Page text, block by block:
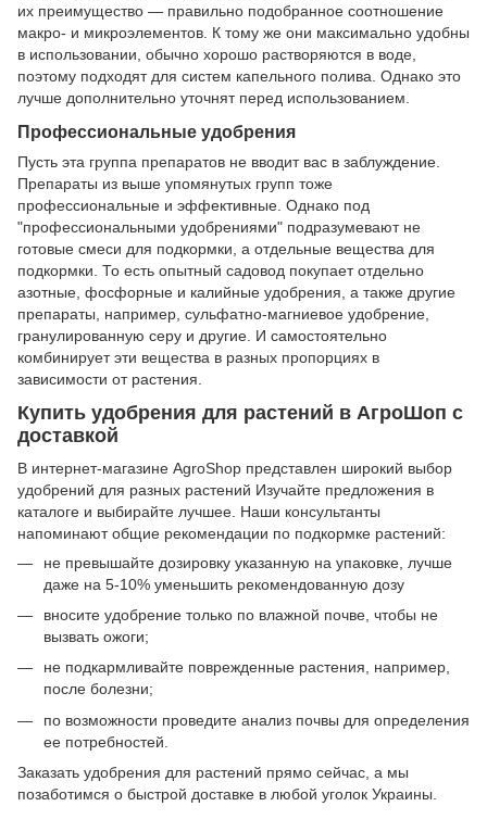
их преимущество — правильно подобранное соотношение
макро- и микроэлементов. К тому же они максимально удобны
в использовании, обычно хорошо растворяются в воде,
поэтому подходят для систем капельного полива. Однако это
лучше дополнительно уточнят перед использованием.
Профессиональные удобрения
Пусть эта группа препаратов не вводит вас в заблуждение.
Препараты из выше упомянутых групп тоже
профессиональные и эффективные. Однако под
"профессиональными удобрениями" подразумевают не
готовые смеси для подкормки, а отдельные вещества для
подкормки. То есть опытный садовод покупает отдельно
азотные, фосфорные и калийные удобрения, а также другие
препараты, например, сульфатно-магниевое удобрение,
гранулированную серу и другие. И самостоятельно
комбинирует эти вещества в разных пропорциях в
зависимости от растения.
Купить удобрения для растений в АгроШоп с
доставкой
В интернет-магазине AgroShop представлен широкий выбор
удобрений для разных растений Изучайте предложения в
каталоге и выбирайте лучшее. Наши консультанты
напоминают общие рекомендации по подкормке растений:
не превышайте дозировку указанную на упаковке, лучше
даже на 5-10% уменьшить рекомендованную дозу
вносите удобрение только по влажной почве, чтобы не
вызвать ожоги;
не подкармливайте поврежденные растения, например,
после болезни;
по возможности проведите анализ почвы для определения
ее потребностей.
Заказать удобрения для растений прямо сейчас, а мы
позаботимся о быстрой доставке в любой уголок Украины.